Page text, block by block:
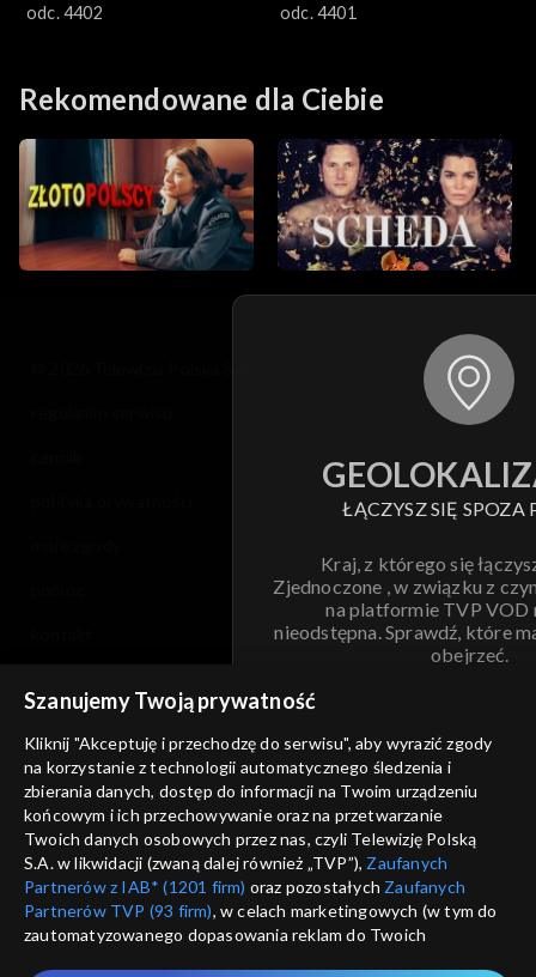
odc. 4402
odc. 4401
Rekomendowane dla Ciebie
ŁĄCZYSZ SIĘ SPOZA
Kraj, z którego się
Zjednoczone , w związku z
na platformie TVP VOD
nieodstępna. Sprawdź, które
obejrzeć.
ANULUJ
informacje o dostawcy usług
Szanujemy Twoją prywatność
Kliknij "Akceptuję i przechodzę do serwisu", aby wyrazić zgody
na korzystanie z technologii automatycznego śledzenia i
zbierania danych, dostęp do informacji na Twoim urządzeniu
końcowym i ich przechowywanie oraz na przetwarzanie
Twoich danych osobowych przez nas, czyli Telewizję Polską
S.A. w likwidacji (zwaną dalej również „TVP”), Zaufanych
Partnerów z IAB* (1201 firm) oraz pozostałych Zaufanych
Partnerów TVP (93 firm), w celach marketingowych (w tym do
zautomatyzowanego dopasowania reklam do Twoich